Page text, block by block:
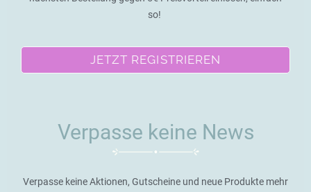
so!
JETZT REGISTRIEREN
Verpasse keine News
Verpasse keine Aktionen, Gutscheine und neue Produkte mehr